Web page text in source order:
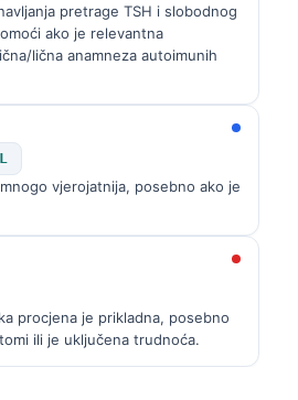
pretrage TSH i slobodnog
ako je relevantna
lična anamneza autoimunih
vjerojatnija, posebno ako je
procjena je prikladna, posebno
ili je uključena trudnoća.